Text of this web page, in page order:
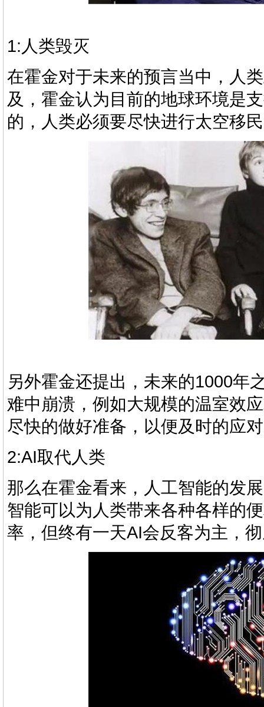
1:人类毁灭
在霍金对于未来的预言当中，人
及，霍金认为目前的地球环境是
的，人类必须要尽快进行太空移
另外霍金还提出，未来的1000年
难中崩溃，例如大规模的温室效
尽快的做好准备，以便及时的应
2:AI取代人类
那么在霍金看来，人工智能的发
智能可以为人类带来各种各样的
率，但终有一天AI会反客为主，